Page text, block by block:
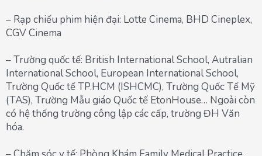
– Rạp chiếu phim hiện đại: Lotte Cinema, BHD Cineplex,
CGV Cinema
– Trường quốc tế: British International School, Autralian
International School, European International School,
Trường Quốc tế TP.HCM (ISHCMC), Trường Quốc Tế Mỹ
(TAS), Trường Mẫu giáo Quốc tế EtonHouse… Ngoài còn
có hệ thống trường công lập các cấp, trường ĐH Văn
hóa.